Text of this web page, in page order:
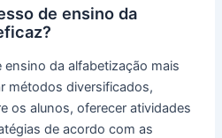
de ensino da
da alfabetização mais
métodos diversificados,
os alunos, oferecer atividades
de acordo com as